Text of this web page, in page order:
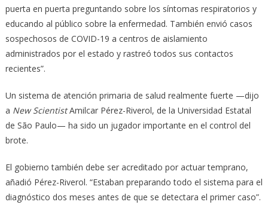
puerta en puerta preguntando sobre los síntomas respiratorios y
educando al público sobre la enfermedad. También envió casos
sospechosos de COVID-19 a centros de aislamiento
administrados por el estado y rastreó todos sus contactos
recientes”.
Un sistema de atención primaria de salud realmente fuerte —dijo
a New ScientistAmilcar Pérez-Riverol, de la Universidad Estatal
de São Paulo— ha sido un jugador importante en el control del
brote.
El gobierno también debe ser acreditado por actuar temprano,
añadió Pérez-Riverol. “Estaban preparando todo el sistema para el
diagnóstico dos meses antes de que se detectara el primer caso”.